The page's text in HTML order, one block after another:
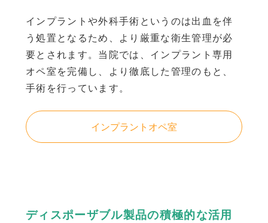
インプラントや外科手術というのは出血を伴
う処置となるため、より厳重な衛生管理が必
要とされます。当院では、インプラント専用
オペ室を完備し、より徹底した管理のもと、
手術を行っています。
インプラントオペ室
ディスポーザブル製品の積極的な活用